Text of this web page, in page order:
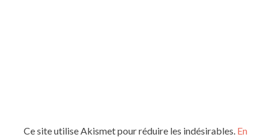
Ce site utilise Akismet pour réduire les indésirables. En